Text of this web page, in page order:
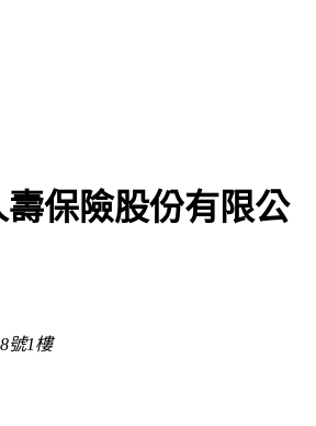
保險股份有限公
號1樓